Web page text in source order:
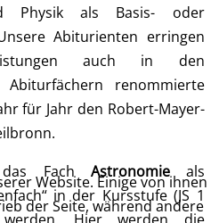
Physik als Basis- oder
Abiturienten erringen
auch in den
Abiturfächern renommierte
für Jahr den Robert-Mayer-
Fach Astronomieals
in der Kursstufe (JS 1
Website. Einige von ihnen
der Seite, während andere